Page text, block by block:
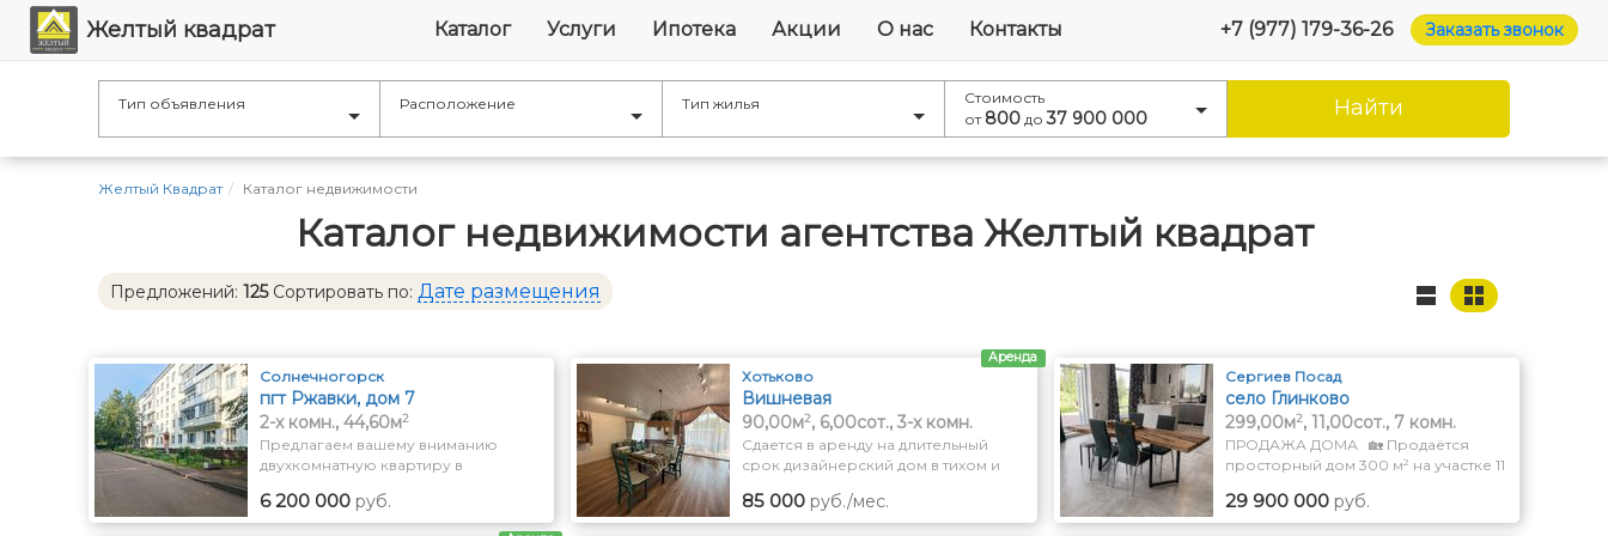
Желтый квадрат Каталог Услуги Ипотека Акции О нас Контакты Заказать звонок
+7 (977) 179-36-26
Тип объявления Расположение Тип жилья
Стоимость
от 800 до37 900 000 Найти
Желтый Квадрат Каталог недвижимости
Каталог недвижимости агентства Желтый квадрат
Предложений: 125 Сортировать по: Дате размещения
Солнечногорск
пгт Ржавки, дом 7
2-x комн., 44,60м2
Предлагаем вашему вниманию
двухкомнатную квартиру в
типа Ржавки, всего в полутора
километрах от города Зеленоград.
6 200 000 руб.
Хотьково
Вишневая
90,00м2, 6,00сот., 3-x комн.
Сдается в аренду на длительный
срок дизайнерский дом в тихом и
Подмосковья в г. Хотьково
городского округа Сергиев Посад.
85 000 руб./мес.
Аренда
Сергиев Посад
село Глинково
299,00м2, 11,00сот., 7 комн.
ПРОДАЖА ДОМА 🏡 Продаётся
просторный дом 300 м² на участке 11
Всего 1 км до выезда на
Ярославское шоссе. ✅ Дом
29 900 000 руб.